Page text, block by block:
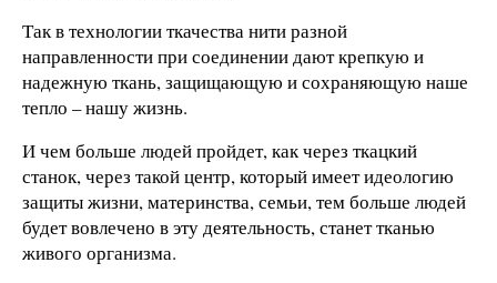
Так в технологии ткачества нити разной
направленности при соединении дают крепкую и
надежную ткань, защищающую и сохраняющую наше
тепло – нашу жизнь.
И чем больше людей пройдет, как через ткацкий
станок, через такой центр, который имеет идеологию
защиты жизни, материнства, семьи, тем больше людей
будет вовлечено в эту деятельность, станет тканью
живого организма.